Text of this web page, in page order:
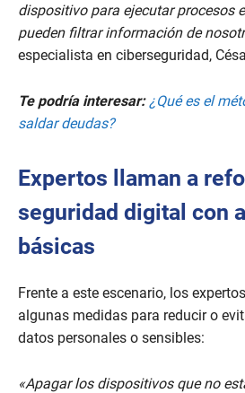
dispositivo para ejecutar procesos
pueden filtrar información de
especialista en ciberseguridad,
Te podría interesar: ¿Qué es el
saldar deudas?
Expertos llaman a
seguridad digital con
básicas
Frente a este escenario, los
algunas medidas para reducir o
datos personales o sensibles:
«Apagar los dispositivos que no